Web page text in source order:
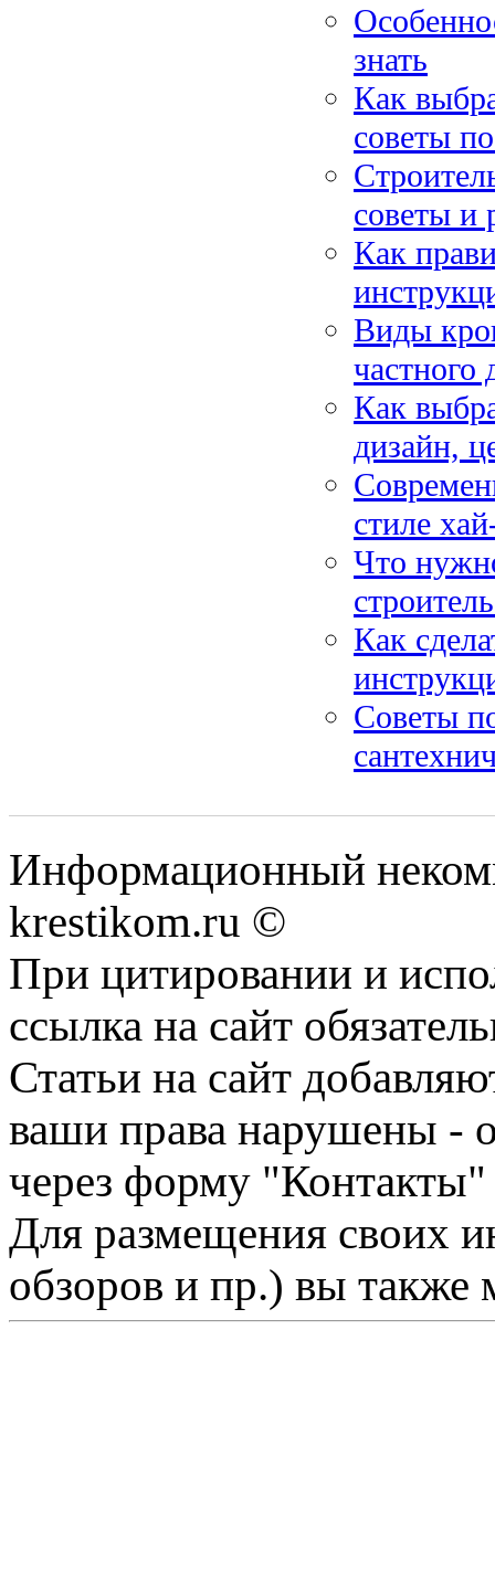
знать
Как
советы
советы и
Как
Виды
частного
Как
дизайн,
стиле
Что
Как
Советы
Информационный
krestikom.ru ©
При цитировании и
ссылка на сайт
Статьи на сайт
ваши права нарушены -
через форму "Контакты"
Для размещения своих
обзоров и пр.) вы также